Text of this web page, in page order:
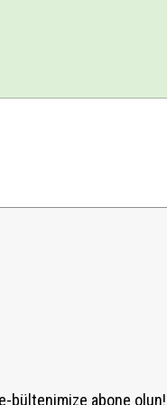
bültenimize abone olun!